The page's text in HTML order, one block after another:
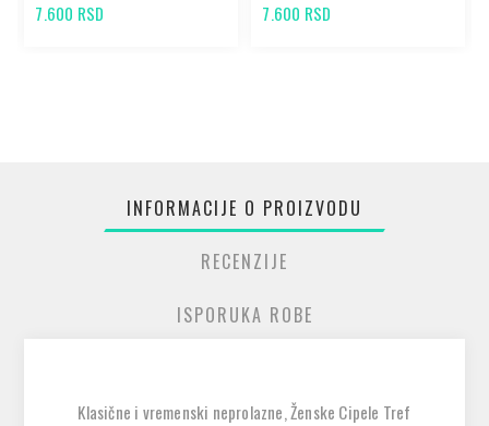
7.600 RSD 7.600 RSD
INFORMACIJE O PROIZVODU
RECENZIJE
ISPORUKA ROBE
Klasične i vremenski neprolazne, Ženske Cipele Tref